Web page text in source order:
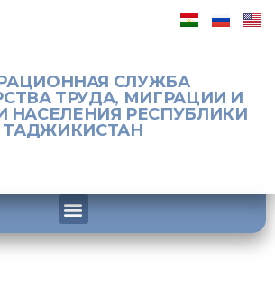
СЛУЖБА
ТРУДА, МИГРАЦИИ И
НАСЕЛЕНИЯ РЕСПУБЛИКИ
ТАДЖИКИСТАН